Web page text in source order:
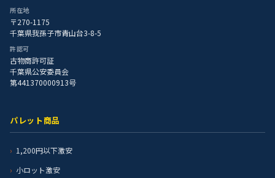
所在地
〒270-1175
千葉県我孫子市青山台3-8-5
許認可
古物商許可証
千葉県公安委員会
第441370000913号
パレット商品
1,200円以下激安
小ロット激安